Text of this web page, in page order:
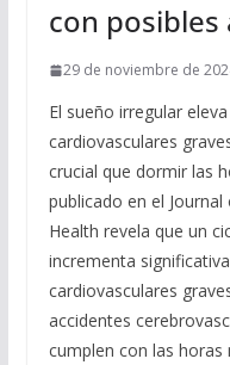
con posibles
29 de noviembre de
El sueño irregular
cardiovasculares
crucial que dormir las
publicado en el
Health revela que un
incrementa
cardiovasculares
accidentes
cumplen con las horas